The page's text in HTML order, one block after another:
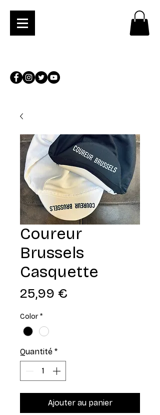
Coureur
Brussels
Casquette
25,99 €
Color *
Quantité *
Ajouter au panier